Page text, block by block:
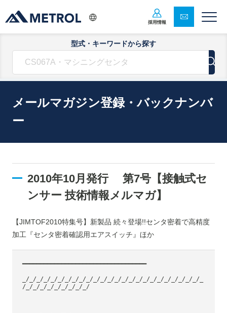
採用情報
型式・キーワードから探す
メールマガジン登録・バックナンバ
ー
2010年10月発行 第7号【接触式セ
ンサー 技術情報メルマガ】
【JIMTOF2010特集号】新製品 続々登場!!センタ密着で高精度
加工『センタ密着確認用エアスイッチ』ほか
━━━━━━━━━━━━━━━━━━━━━━━━━━━━━━━━━━━
_/_/_/_/_/_/_/_/_/_/_/_/_/_/_/_/_/_/_/_/_/_/_/_/_/_
/_/_/_/_/_/_/_/_/_/